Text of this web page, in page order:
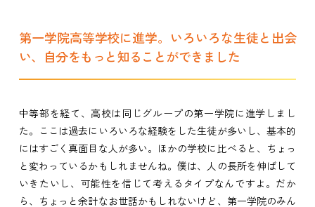
第一学院高等学校に進学。いろいろな生徒と出会
い、自分をもっと知ることができました
中等部を経て、高校は同じグループの第一学院に進学しまし
た。ここは過去にいろいろな経験をした生徒が多いし、基本的
にはすごく真面目な人が多い。ほかの学校に比べると、ちょっ
と変わっているかもしれませんね。僕は、人の長所を伸ばして
いきたいし、可能性を信じて考えるタイプなんですよ。だか
ら、ちょっと余計なお世話かもしれないけど、第一学院のみん